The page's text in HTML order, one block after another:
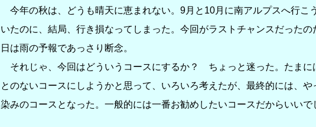
今年の秋は、どうも晴天に恵まれない。9月と10月に南アルプスへ行こ
いたのに、結局、行き損なってしまった。今回がラストチャンスだったの
日は雨の予報であっさり断念。
それじゃ、今回はどういうコースにするか？ ちょっと迷った。たまに
とのないコースにしようかと思って、いろいろ考えたが、最終的には、や
染みのコースとなった。一般的には一番お勧めしたいコースだからいいで